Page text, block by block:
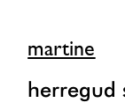
martine